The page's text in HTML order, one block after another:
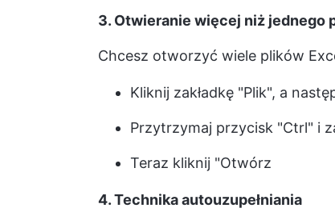
3. Otwieranie więcej niż jednego
Chcesz otworzyć wiele plików
Kliknij zakładkę "Plik", a
Przytrzymaj przycisk "Ctrl" i
Teraz kliknij "Otwórz
4. Technika autouzupełniania